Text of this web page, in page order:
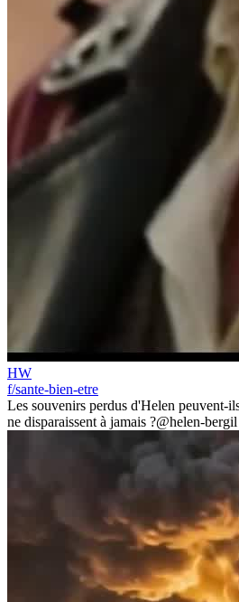
HW
f/sante-bien-etre
Les souvenirs perdus d'Helen peuvent-
ne disparaissent à jamais ?@helen-bergil